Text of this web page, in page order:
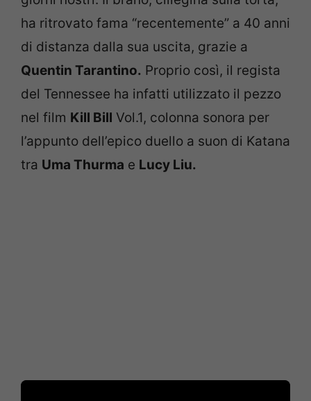
ha ritrovato fama “recentemente” a 40 anni
di distanza dalla sua uscita, grazie a
Quentin Tarantino. Proprio così, il regista
del Tennessee ha infatti utilizzato il pezzo
nel film Kill Bill Vol.1, colonna sonora per
l’appunto dell’epico duello a suon di Katana
tra Uma Thurma e Lucy Liu.